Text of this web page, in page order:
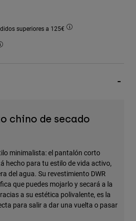
superiores a 125€
chino de secado
minimalista: el pantalón corto
hecho para tu estilo de vida activo,
del agua. Su revestimiento DWR
que puedes mojarlo y secará a la
a su estética polivalente, es la
para salir a dar una vuelta o pasar